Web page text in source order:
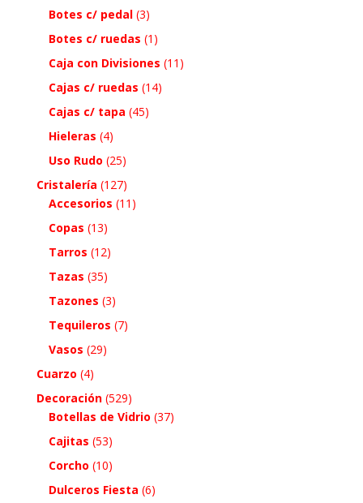
Botes c/ pedal (3)
Botes c/ ruedas (1)
Caja con Divisiones (11)
Cajas c/ ruedas (14)
Cajas c/ tapa (45)
Hieleras (4)
Uso Rudo (25)
Cristalería (127)
Accesorios (11)
Copas (13)
Tarros (12)
Tazas (35)
Tazones (3)
Tequileros (7)
Vasos (29)
Cuarzo (4)
Decoración (529)
Botellas de Vidrio (37)
Cajitas (53)
Corcho (10)
Dulceros Fiesta (6)